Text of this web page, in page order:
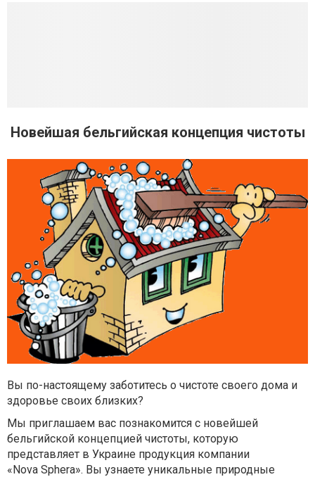
Новейшая бельгийская концепция чистоты
Вы по-настоящему заботитесь о чистоте своего дома и
здоровье своих близких?
Мы приглашаем вас познакомится с новейшей
бельгийской концепцией чистоты, которую
представляет в Украине продукция компании
«Nova Sphera». Вы узнаете уникальные природные